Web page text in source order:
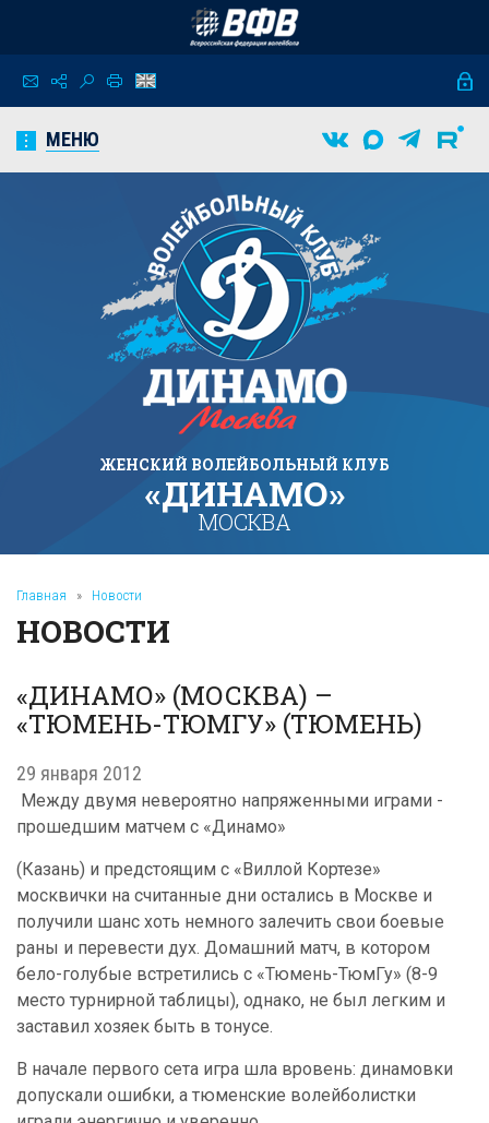
МЕНЮ
ЖЕНСКИЙ ВОЛЕЙБОЛЬНЫЙ КЛУБ
«ДИНАМО»
МОСКВА
Главная » Новости
НОВОСТИ
«ДИНАМО» (МОСКВА) –
«ТЮМЕНЬ-ТЮМГУ» (ТЮМЕНЬ)
29 января 2012
Между двумя невероятно напряженными играми -
прошедшим матчем с «Динамо»
(Казань) и предстоящим с «Виллой Кортезе»
москвички на считанные дни остались в Москве и
получили шанс хоть немного залечить свои боевые
раны и перевести дух. Домашний матч, в котором
бело-голубые встретились с «Тюмень-ТюмГу» (8-9
место турнирной таблицы), однако, не был легким и
заставил хозяек быть в тонусе.
В начале первого сета игра шла вровень: динамовки
допускали ошибки, а тюменские волейболистки